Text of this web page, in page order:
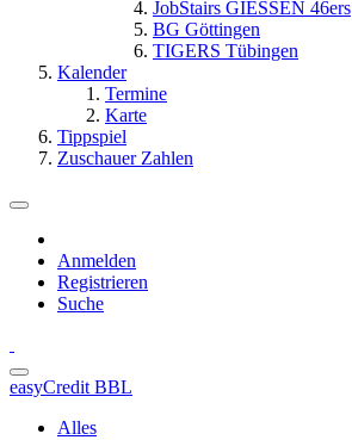
JobStairs GIESSEN 46ers
BG Göttingen
TIGERS Tübingen
Kalender
Termine
Karte
Tippspiel
Zuschauer Zahlen
Anmelden
Registrieren
Suche
easyCredit BBL
Alles